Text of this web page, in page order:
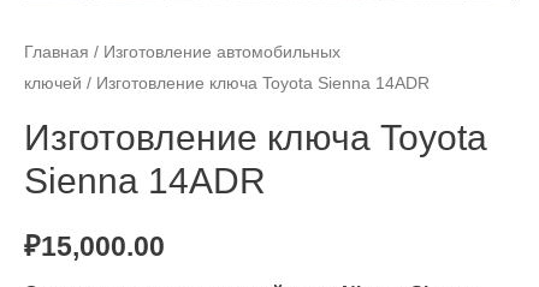
Главная / Изготовление автомобильных
ключей / Изготовление ключа Toyota Sienna 14ADR
Изготовление ключа Toyota
Sienna 14ADR
₽15,000.00